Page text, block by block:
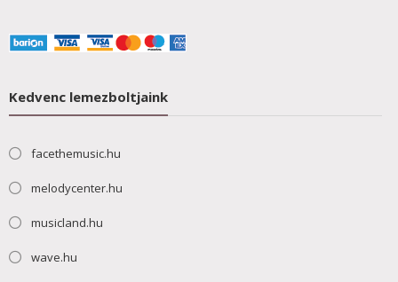
Kedvenc lemezboltjaink
facethemusic.hu
melodycenter.hu
musicland.hu
wave.hu